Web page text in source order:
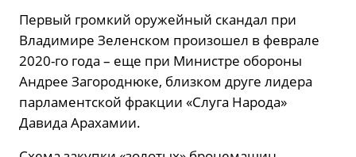
Первый громкий оружейный скандал при
Владимире Зеленском произошел в феврале
2020-го года – еще при Министре обороны
Андрее Загороднюке, близком друге лидера
парламентской фракции «Слуга Народа»
Давида Арахамии.